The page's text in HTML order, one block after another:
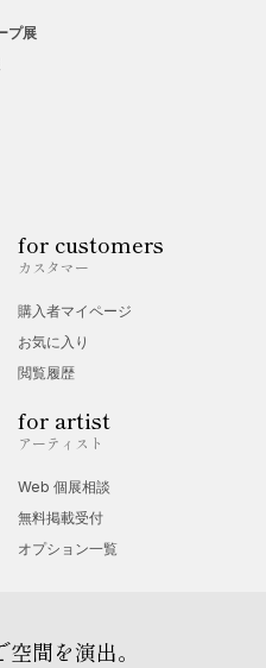
プ展
for customers
カスタマー
購入者マイページ
お気に入り
閲覧履歴
for artist
アーティスト
Web 個展相談
無料掲載受付
オプション一覧
間を演出。